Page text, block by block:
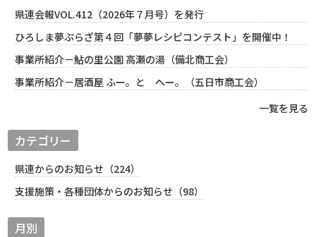
県連会報VOL.412（2026年７月号）を発行
ひろしま夢ぷらざ第４回「夢夢レシピコンテスト」を開催中！
事業所紹介－鮎の里公園 高瀬の湯（備北商工会）
事業所紹介－居酒屋 ふー。と へー。（五日市商工会）
一覧を見る
カテゴリー
県連からのお知らせ（224）
支援施策・各種団体からのお知らせ（98）
月別